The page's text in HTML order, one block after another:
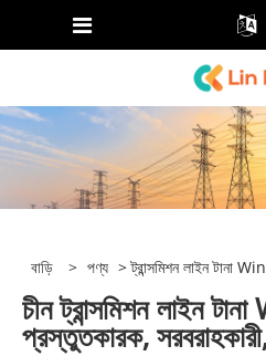
বাড়ি > পণ্য > ট্রান্সমিশন লাইন টানা
চীন ট্রান্সমিশন লাইন
প্রস্তুতকারক,